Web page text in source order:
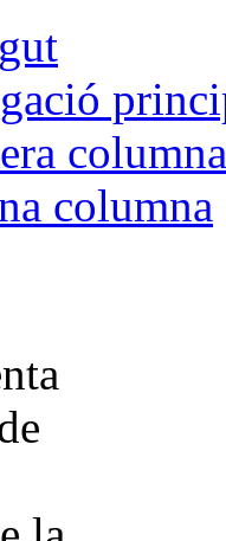
columna
columna